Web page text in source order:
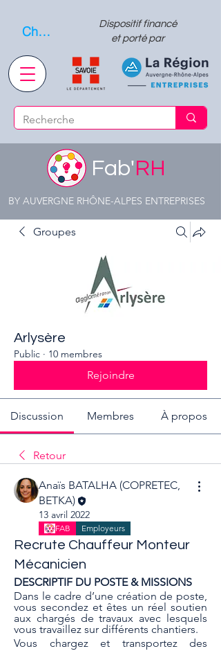
Choisissez quand l'envoyer
Dispositif financé
et porté par
Fab'RH
BY AUVERGNE RHÔNE-ALPES ENTREPRISES
Groupes
Arlysère
Public · 10 membres
Rejoindre
Discussion Membres À propos
Retour
Anaïs BATALHA (COPRETEC,
BETKA)
13 avril 2022
FAB Employeurs
Recrute Chauffeur Monteur
Mécanicien
DESCRIPTIF DU POSTE & MISSIONS
Dans le cadre d’une création de poste,
vous secondez et êtes un réel soutien
aux chargés de travaux avec lesquels
vous travaillez sur différents chantiers.
Vous chargez et transportez des